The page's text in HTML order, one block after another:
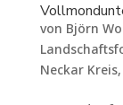
von Björn
Neckar Kreis,